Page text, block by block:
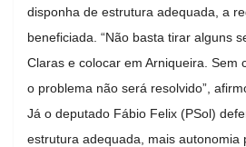
disponha de estrutura adequada, a
beneficiada. “Não basta tirar alguns
Claras e colocar em Arniqueira. Sem
o problema não será resolvido”,
Já o deputado Fábio Felix (PSol)
estrutura adequada, mais autonomia